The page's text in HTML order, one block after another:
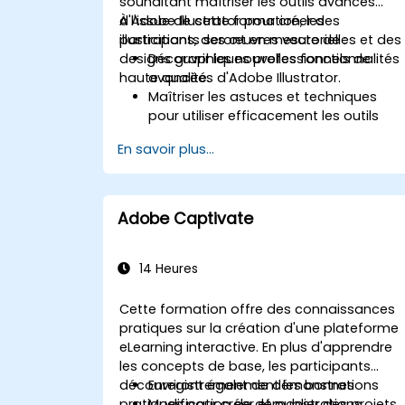
d'Adobe Illustrator pour créer des
illustrations, des œuvres vectorielles et des
designs graphiques professionnels de
haute qualité.
À l'issue de cette formation, les
participants seront en mesure de :
Découvrir les nouvelles fonctionnalités
avancées d'Adobe Illustrator.
Maîtriser les astuces et techniques
pour utiliser efficacement les outils
Numériser et redessiner des croquis
manuels sous forme d'images
vectorielles.
Créer des graphiques, logos et GIF
animés de qualité professionnelle.
texte et des images.
pour optimiser les flux de travail.
En savoir plus...
Adobe Captivate
14 Heures
Cette formation offre des connaissances
pratiques sur la création d'une plateforme
eLearning interactive. En plus d'apprendre
les concepts de base, les participants
découvriront également les bonnes
Enregistrement de démonstrations